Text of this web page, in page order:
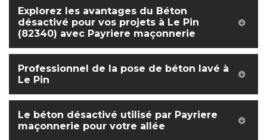
Explorez les avantages du Béton
désactivé pour vos projets à Le Pin
(82340) avec Payriere maçonnerie
Professionnel de la pose de béton lavé à
Le Pin
Le béton désactivé utilisé par Payriere
maçonnerie pour votre allée